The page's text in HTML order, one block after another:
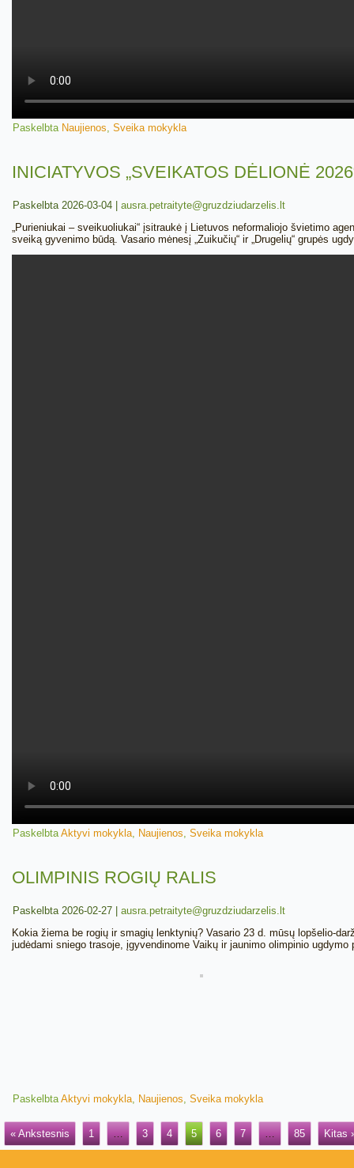
Paskelbta Naujienos, Sveika mokykla
INICIATYVOS „SVEIKATOS DĖLIONĖ
Paskelbta 2026-03-04
ausra.petraityte@gruzdziudarzelis.lt
„Purieniukai – sveikuoliukai“ įsitraukė į Lietuvos neformaliojo švietimo
sveiką gyvenimo būdą. Vasario mėnesį „Zuikučių“ ir „Drugelių“ grupės
Paskelbta Aktyvi mokykla, Naujienos, Sveika mokykla
OLIMPINIS ROGIŲ RALIS
Paskelbta 2026-02-27
ausra.petraityte@gruzdziudarzelis.lt
Kokia žiema be rogių ir smagių lenktynių? Vasario 23 d. mūsų lopšelio-
judėdami sniego trasoje, įgyvendinome Vaikų ir jaunimo olimpinio
Paskelbta Aktyvi mokykla, Naujienos, Sveika mokykla
« Ankstesnis 1 … 3 4 5 6 7 … 85 Kitas